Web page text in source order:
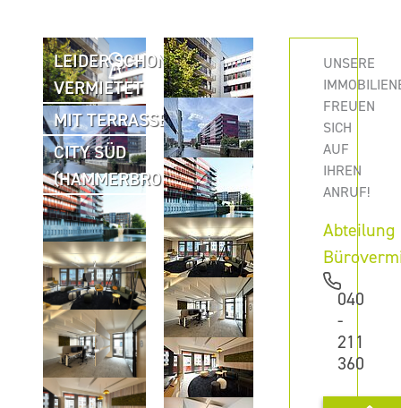
LEIDER SCHON
VERMIETET
MIT TERRASSE
CITY SÜD
(HAMMERBROOK)
UNSERE
FREUEN
SICH
AUF
IHREN
ANRUF!
Abteilung
040
-
211
360